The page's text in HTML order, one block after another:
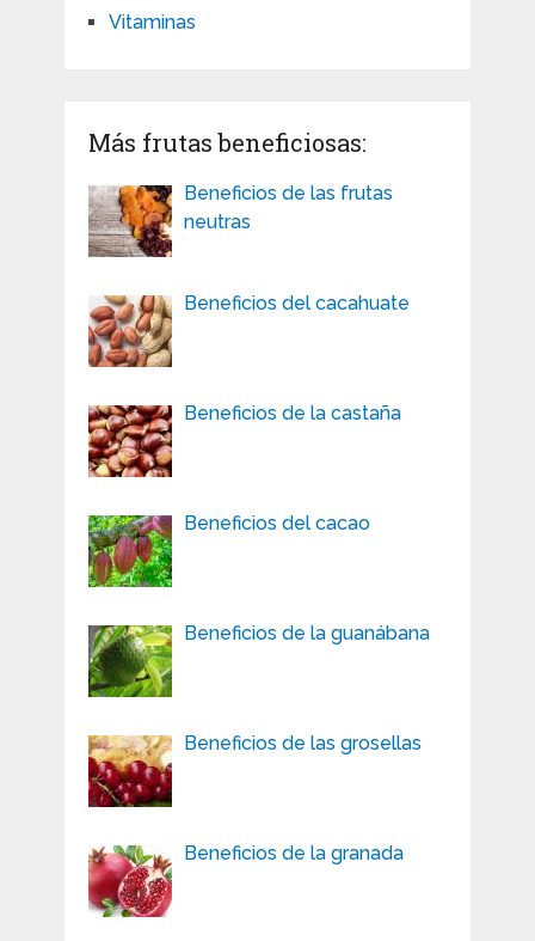
Vitaminas
Más frutas beneficiosas:
Beneficios de las frutas
neutras
Beneficios del cacahuate
Beneficios de la castaña
Beneficios del cacao
Beneficios de la guanábana
Beneficios de las grosellas
Beneficios de la granada